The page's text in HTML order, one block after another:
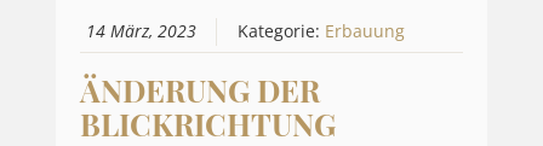
14 März, 2023 Kategorie: Erbauung
ÄNDERUNG DER
BLICKRICHTUNG